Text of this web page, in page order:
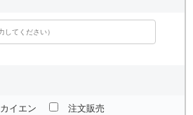
カイエン
注文販売